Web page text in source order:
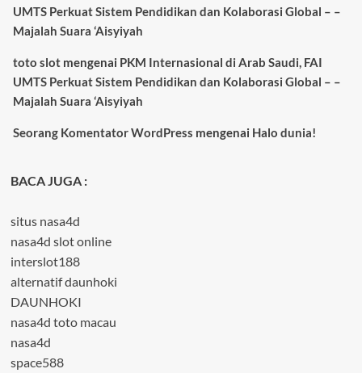
UMTS Perkuat Sistem Pendidikan dan Kolaborasi Global – –
Majalah Suara ‘Aisyiyah
toto slotmengenai PKM Internasional di Arab Saudi, FAI
UMTS Perkuat Sistem Pendidikan dan Kolaborasi Global – –
Majalah Suara ‘Aisyiyah
Seorang Komentator WordPress mengenai Halo dunia!
BACA JUGA :
situs nasa4d
nasa4d slot online
interslot188
alternatif daunhoki
DAUNHOKI
nasa4d toto macau
nasa4d
space588